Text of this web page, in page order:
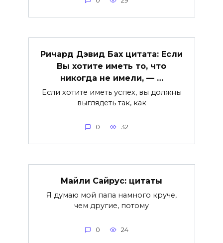
Ричард Дэвид Бах цитата: Если
Вы хотите иметь то, что
никогда не имели, — …
Если хотите иметь успех, вы должны
выглядеть так, как
0 32
Майли Сайрус: цитаты
Я думаю мой папа намного круче,
чем другие, потому
0 24